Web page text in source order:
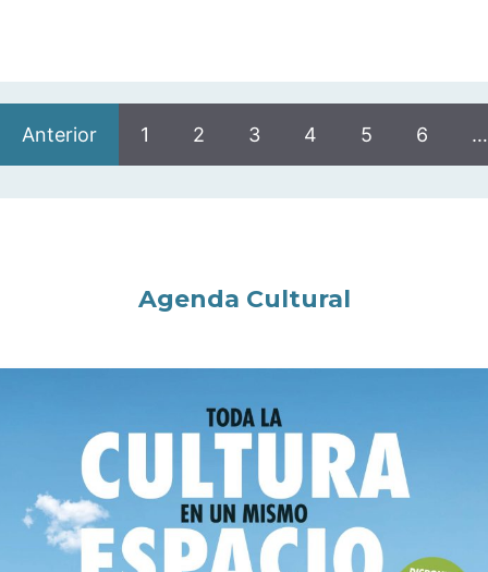
Anterior 1 2 3 4 5 6 …
Agenda Cultural